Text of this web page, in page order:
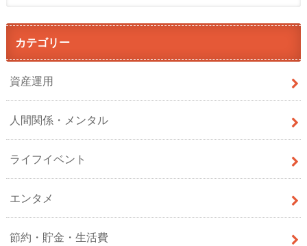
カテゴリー
資産運用
人間関係・メンタル
ライフイベント
エンタメ
節約・貯金・生活費